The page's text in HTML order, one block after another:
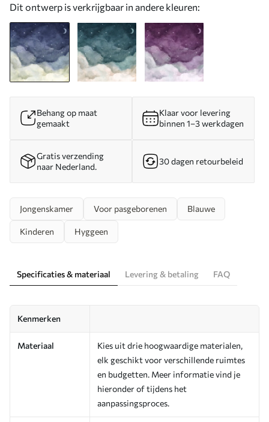
Dit ontwerp is verkrijgbaar in andere kleuren:
Behang op maat
gemaakt
Klaar voor levering
binnen 1–3 werkdagen
Gratis verzending
naar Nederland.
30 dagen retourbeleid
Jongenskamer Voor pasgeborenen Blauwe
Kinderen Hyggeen
Specificaties & materiaal Levering & betaling FAQ
Kenmerken
Materiaal
Kies uit drie hoogwaardige materialen,
elk geschikt voor verschillende ruimtes
en budgetten. Meer informatie vind je
hieronder of tijdens het
aanpassingsproces.